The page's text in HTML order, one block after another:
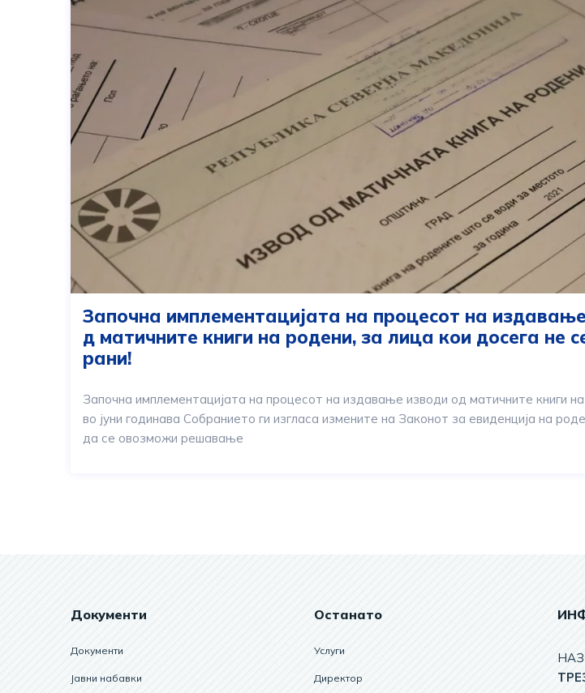
Започна имплементацијата на процесот на
д матичните книги на родени, за лица кои досега не
рани!
Започна имплементацијата на процесот на издавање изводи од матичните книги
во јуни годинава Собранието ги изгласа измените на Законот за евиденција на
да се овозможи решавање
Документи
Документи
Јавни набавки
Останато
Услуги
Директор